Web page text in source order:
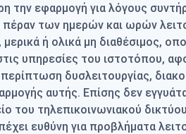
εφαρμογή για λόγους
των ημερών και ωρών
ή ολικά μη διαθέσιμος,
υπηρεσίες του ιστοτόπου,
δυσλειτουργίας,
αυτής. Επίσης δεν
του τηλεπικοινωνιακού
ευθύνη για προβλήματα